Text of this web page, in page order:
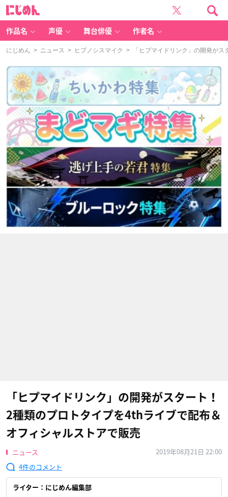
作品名 声優 舞台俳優 作者名
にじめん > ニュース > ヒプノシスマイク > 「ヒプマイドリンク」の開発がス
「ヒプマイドリンク」の開発がスタート！
2種類のプロトタイプを4thライブで配布＆
オフィシャルストアで販売
ニュース
2019年08月21日 22:00
4
ライター：にじめん編集部